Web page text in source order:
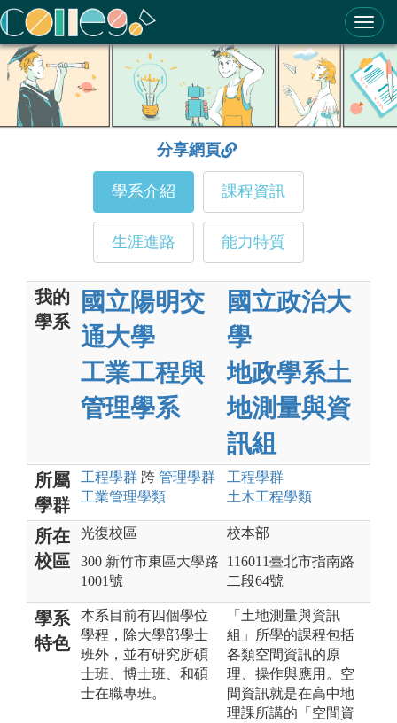
ColleGo! 大學選才與高中育才輔助系統
分享網頁
學系介紹 課程資訊
生涯進路 能力特質
我的
學系
國立陽明交
通大學
工業工程與
管理學系
國立政治大
學
地政學系土
地測量與資
訊組
所屬
學群
工程學群 跨 管理學群
工業管理學類
工程學群
土木工程學類
所在
校區
光復校區
300 新竹市東區大學路
1001號
校本部
116011臺北市指南路
二段64號
學系
特色
本系目前有四個學位
學程，除大學部學士
班外，並有研究所碩
士班、博士班、和碩
士在職專班。
「土地測量與資訊
組」所學的課程包括
各類空間資訊的原
理、操作與應用。空
間資訊就是在高中地
理課所講的「空間資